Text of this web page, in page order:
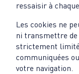
ressaisir à
Les cookies ne
ni transmettre
strictement
communiquées
votre navigation.